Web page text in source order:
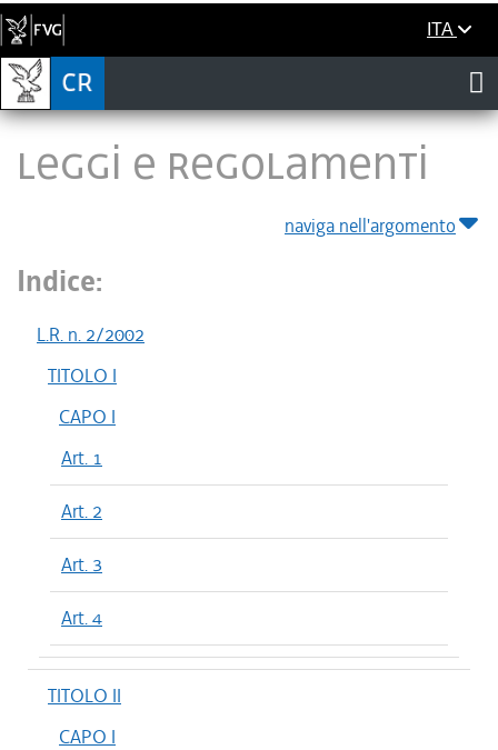
ITA
LEGGI E REGOLAMENTI
naviga nell'argomento
Indice:
L.R. n. 2/2002
TITOLO I
CAPO I
Art. 1
Art. 2
Art. 3
Art. 4
TITOLO II
CAPO I